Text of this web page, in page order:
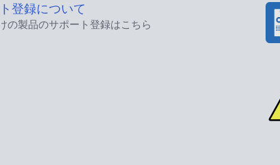
登録について
の製品のサポート登録はこちら